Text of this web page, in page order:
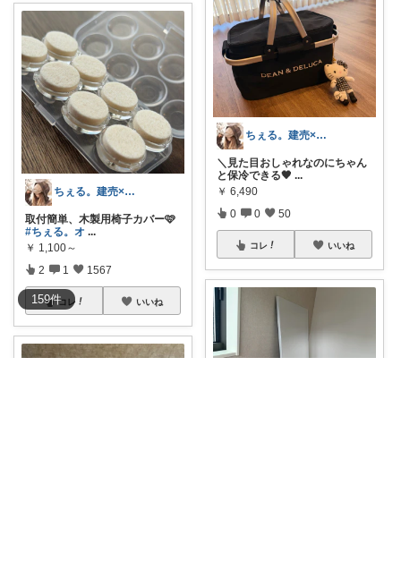
159件
ちぇる。建売×暖色お家づくり
取付簡単、木製用椅子カバー🩷
#ちぇる。オ ...
￥ 1,100～
2 1 1567
コレ いいね
ちぇる。建売×暖色お家づくり
＼見た目おしゃれなのにちゃん
と保冷できる🖤 ...
￥ 6,490
0 0 50
コレ いいね